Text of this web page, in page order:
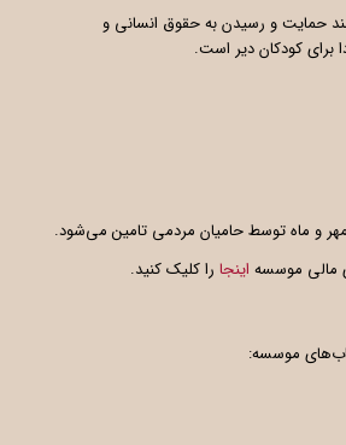
حمایت و رسیدن به حقوق انسانی و
برای کودکان دیر است.
و ماه توسط حامیان مردمی تامین می‌شود.
مالی موسسه اینجارا کلیک کنید.
موسسه: